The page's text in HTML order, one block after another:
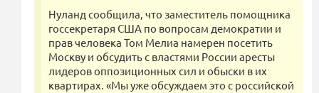
Нуланд сообщила, что заместитель помощника
госсекретаря США по вопросам демократии и
прав человека Том Мелиа намерен посетить
Москву и обсудить с властями России аресты
лидеров оппозиционных сил и обыски в их
квартирах. «Мы уже обсуждаем это с российской